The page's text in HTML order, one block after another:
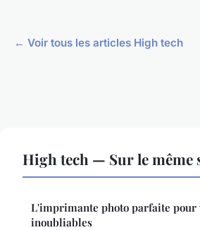
← Voir tous les articles High tech
High tech — Sur le même
L'imprimante photo parfaite pour
inoubliables